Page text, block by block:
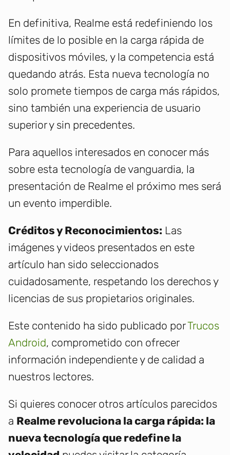
En definitiva, Realme está redefiniendo los
límites de lo posible en la carga rápida de
dispositivos móviles, y la competencia está
quedando atrás. Esta nueva tecnología no
solo promete tiempos de carga más rápidos,
sino también una experiencia de usuario
superior y sin precedentes.
Para aquellos interesados en conocer más
sobre esta tecnología de vanguardia, la
presentación de Realme el próximo mes será
un evento imperdible.
Créditos y Reconocimientos: Las
imágenes y videos presentados en este
artículo han sido seleccionados
cuidadosamente, respetando los derechos y
licencias de sus propietarios originales.
Este contenido ha sido publicado porTrucos
Android, comprometido con ofrecer
información independiente y de calidad a
nuestros lectores.
Si quieres conocer otros artículos parecidos
a Realme revoluciona la carga rápida: la
nueva tecnología que redefine la